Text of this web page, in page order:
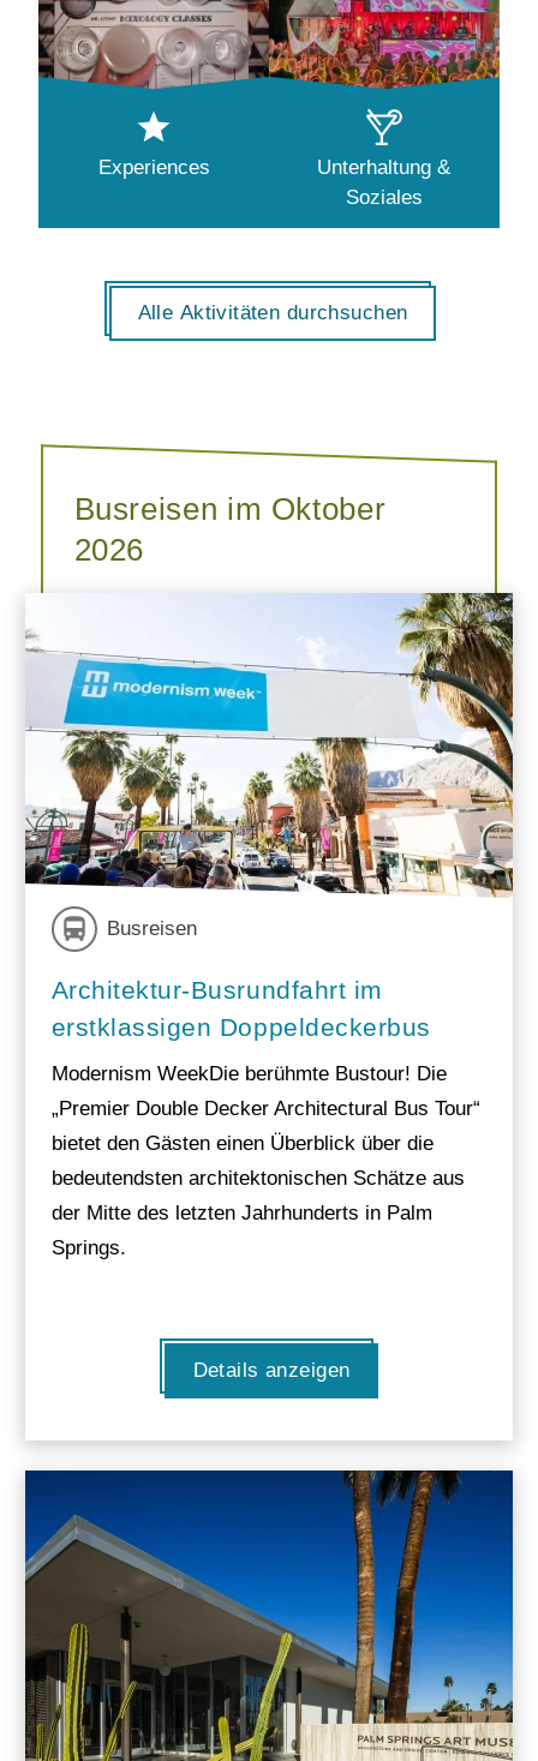
Experiences
Unterhaltung &
Soziales
Alle Aktivitäten durchsuchen
Busreisen im Oktober
2026
Busreisen
Architektur-Busrundfahrt im
erstklassigen Doppeldeckerbus
Modernism WeekDie berühmte Bustour! Die
„Premier Double Decker Architectural Bus Tour“
bietet den Gästen einen Überblick über die
bedeutendsten architektonischen Schätze aus
der Mitte des letzten Jahrhunderts in Palm
Springs.
Details anzeigen